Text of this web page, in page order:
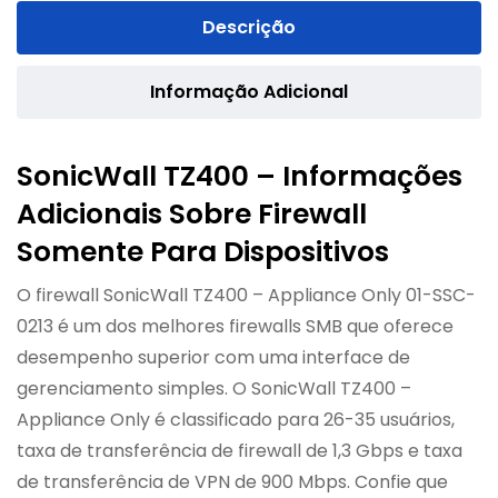
Descrição
Informação Adicional
SonicWall TZ400 – Informações
Adicionais Sobre Firewall
Somente Para Dispositivos
O firewall SonicWall TZ400 – Appliance Only 01-SSC-
0213 é um dos melhores firewalls SMB que oferece
desempenho superior com uma interface de
gerenciamento simples. O SonicWall TZ400 –
Appliance Only é classificado para 26-35 usuários,
taxa de transferência de firewall de 1,3 Gbps e taxa
de transferência de VPN de 900 Mbps. Confie que